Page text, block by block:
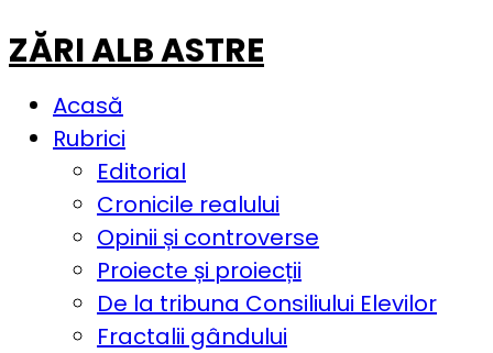
ZĂRI ALB ASTRE
Acasă
Rubrici
Editorial
Cronicile realului
Opinii și controverse
Proiecte și proiecții
De la tribuna Consiliului Elevilor
Fractalii gândului